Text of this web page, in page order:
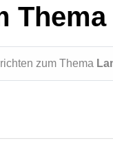
zum Thema